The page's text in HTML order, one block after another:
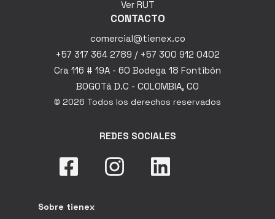
Ver RUT
CONTACTO
comercial@tienex.co
+57 317 364 2789 / +57 300 912 0402
Cra 116 # 19A - 60 Bodega 18 Fontibón
BOGOTá D.C - COLOMBIA, CO
© 2026 Todos los derechos reservados
REDES SOCIALES
Sobre tienex